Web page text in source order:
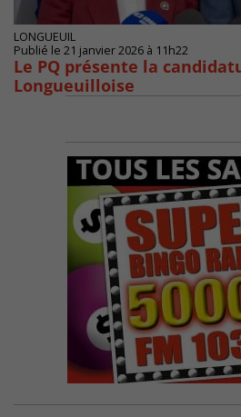
LONGUEUIL
Publié le 21 janvier 2026 à 11h22
Le PQ présente la
Longueuilloise